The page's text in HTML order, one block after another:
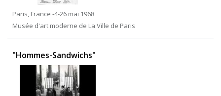
Paris, France -4-26 mai 1968
Musée d'art moderne de La Ville de Paris
"Hommes-Sandwichs"